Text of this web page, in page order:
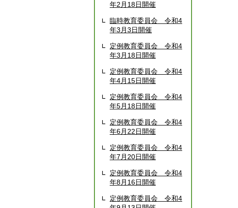
年2月18日開催
臨時教育委員会 令和4
年3月3日開催
定例教育委員会 令和4
年3月18日開催
定例教育委員会 令和4
年4月15日開催
定例教育委員会 令和4
年5月18日開催
定例教育委員会 令和4
年6月22日開催
定例教育委員会 令和4
年7月20日開催
定例教育委員会 令和4
年8月16日開催
定例教育委員会 令和4